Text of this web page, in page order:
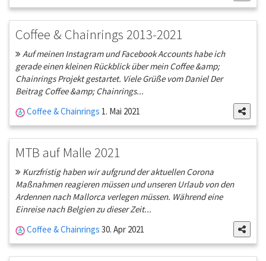
Coffee & Chainrings 2013-2021
Auf meinen Instagram und Facebook Accounts habe ich
gerade einen kleinen Rückblick über mein Coffee &amp;
Chainrings Projekt gestartet. Viele Grüße vom Daniel Der
Beitrag Coffee &amp; Chainrings...
Coffee & Chainrings 1. Mai 2021
MTB auf Malle 2021
Kurzfristig haben wir aufgrund der aktuellen Corona
Maßnahmen reagieren müssen und unseren Urlaub von den
Ardennen nach Mallorca verlegen müssen. Während eine
Einreise nach Belgien zu dieser Zeit...
Coffee & Chainrings 30. Apr 2021